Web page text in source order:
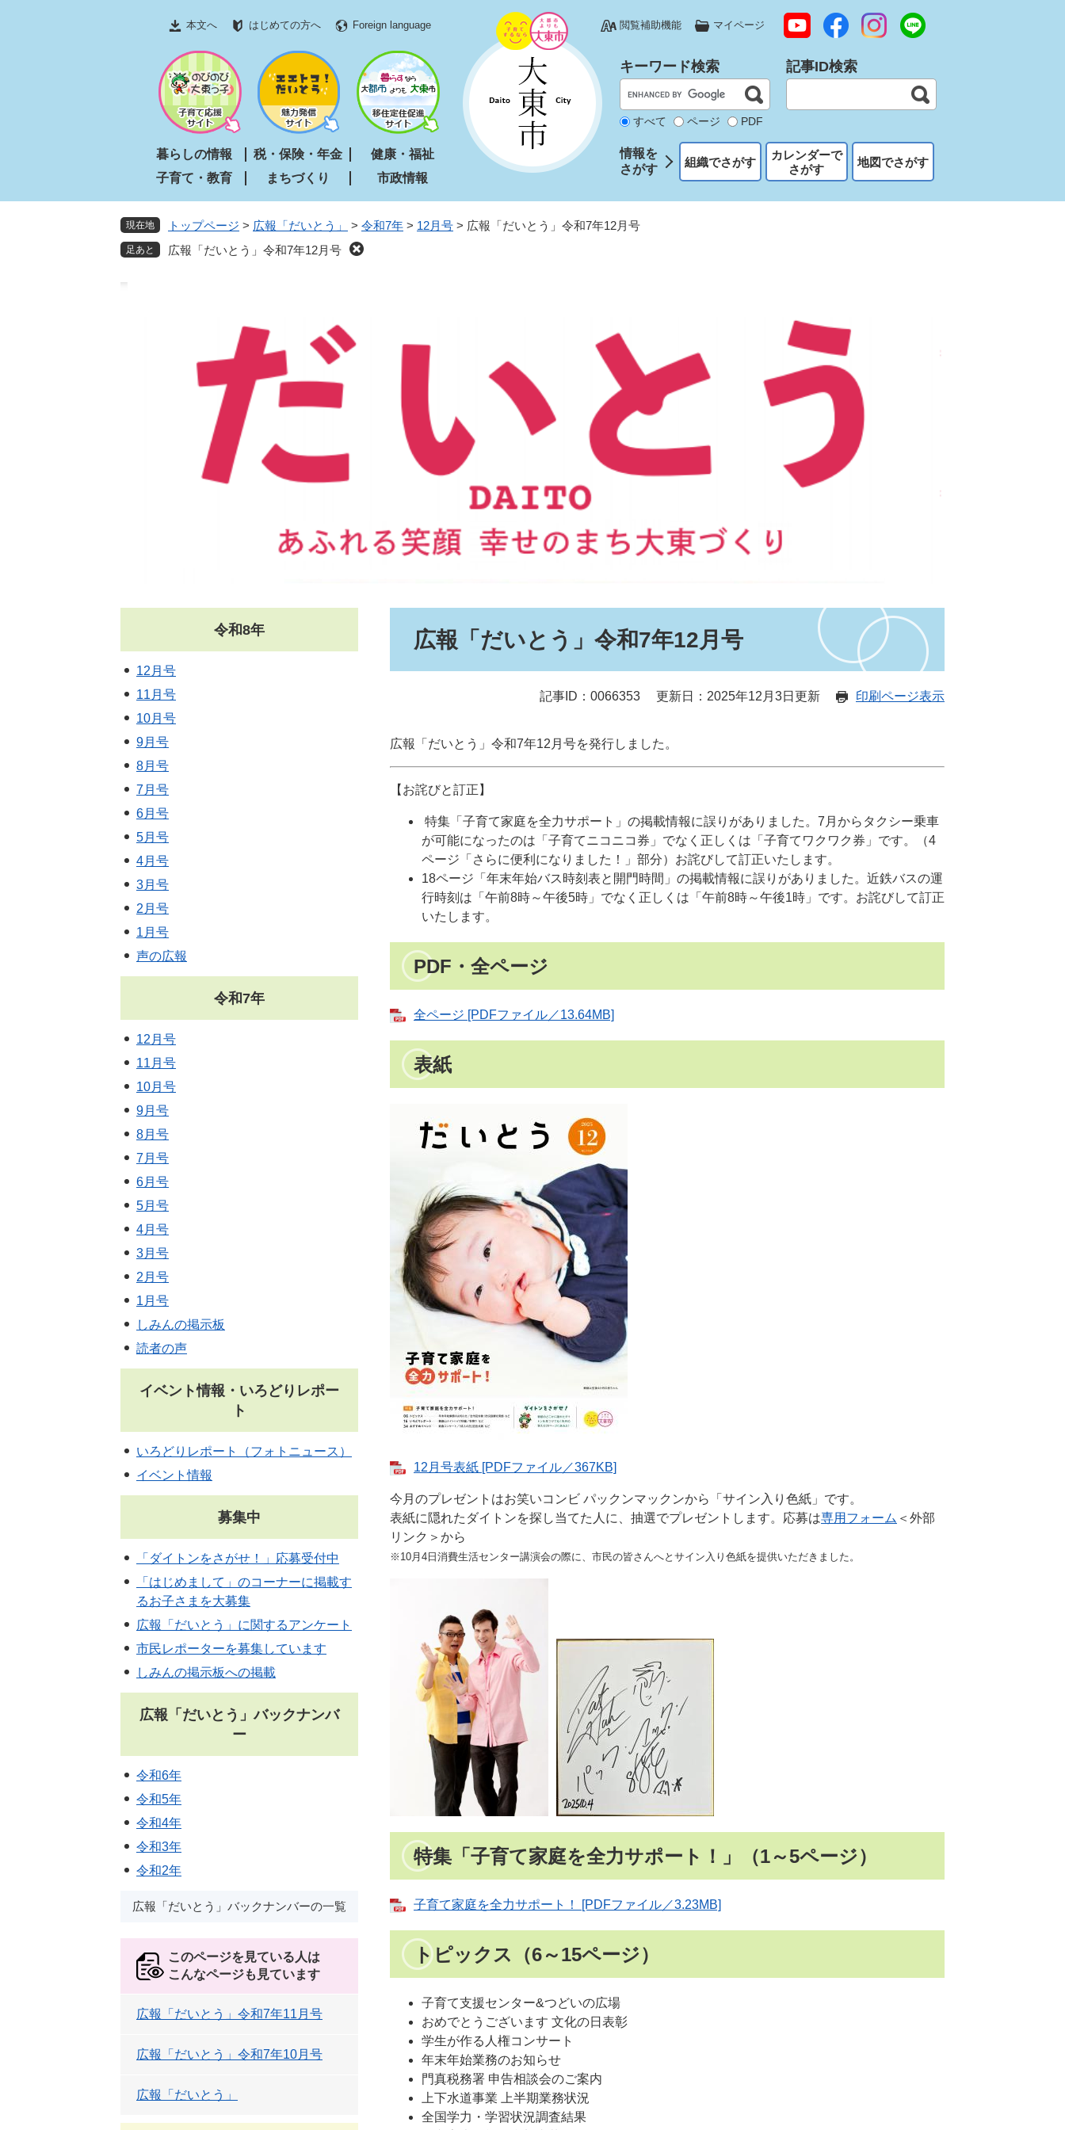
文
本文へ はじめての方へ Foreign language 閲覧補助機能 マイページ
暮らしの情報 税・保険・年金
健康・福祉
子育て・教育
まちづくり 市政情報
キーワード検索
すべて ページ PDF
記事ID検索
情報を
さがす
組織でさがす
カレンダーで
さがす
地図でさがす
現在地 トップページ > 広報「だいとう」 > 令和7年 > 12月号 > 広報「だいとう」令和7年12月号
広報「だいとう」令和7年12月号
広報「だいとう」令和7年12月号
記事ID：0066353 更新日：2025年12月3日更新 印刷ページ表示
広報「だいとう」令和7年12月号を発行しました。
【お詫びと訂正】
特集「子育て家庭を全力サポート」の掲載情報に誤りがありました。7月からタクシー乗車
が可能になったのは「子育てニコニコ券」でなく正しくは「子育てワクワク券」です。（4
ページ「さらに便利になりました！」部分）お詫びして訂正いたします。​
18ページ「年末年始バス時刻表と開門時間」の掲載情報に誤りがありました。近鉄バスの運
行時刻は「午前8時～午後5時」でなく正しくは「午前8時～午後1時」です。お詫びして訂正
いたします。
PDF・全ページ
全ページ [PDFファイル／13.64MB]
表紙
12月号表紙 [PDFファイル／367KB]
今月のプレゼントはお笑いコンビ パックンマックンから「サイン入り色紙」です。
表紙に隠れたダイトンを探し当てた人に、抽選でプレゼントします。応募は専用フォーム ＜外部
リンク＞ から
※10月4日消費生活センター講演会の際に、市民の皆さんへとサイン入り色紙を提供いただきました。
特集「子育て家庭を全力サポート！」 （1～5ページ）
子育て家庭を全力サポート！ [PDFファイル／3.23MB]
トピックス （6～15ページ）
子育て支援センター&つどいの広場
おめでとうございます 文化の日表彰
学生が作る人権コンサート
年末年始業務のお知らせ
門真税務署 申告相談会のご案内
上下水道事業 上半期業務状況
全国学力・学習状況調査結果
令和8年
12月号
11月号
10月号
9月号
8月号
7月号
6月号
5月号
4月号
3月号
2月号
1月号
声の広報
令和7年
12月号
11月号
10月号
9月号
8月号
7月号
6月号
5月号
4月号
3月号
2月号
1月号
しみんの掲示板
読者の声
イベント情報・いろどりレポー
ト
いろどりレポート（フォトニュース）
イベント情報
募集中
「ダイトンをさがせ！」応募受付中
「はじめまして」のコーナーに掲載す
るお子さまを大募集
広報「だいとう」に関するアンケート
市民レポーターを募集しています
しみんの掲示板への掲載
広報「だいとう」バックナンバ
ー
令和6年
令和5年
令和4年
令和3年
令和2年
広報「だいとう」バックナンバーの一覧
このページを見ている人は
こんなページも見ています
広報「だいとう」令和7年11月号
広報「だいとう」令和7年10月号
広報「だいとう」